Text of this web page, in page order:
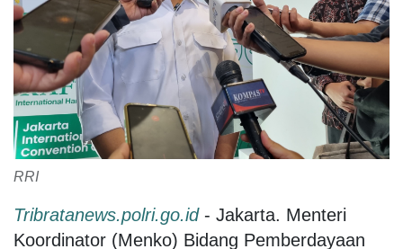
RRI
Tribratanews.polri.go.id - Jakarta. Menteri
Koordinator (Menko) Bidang Pemberdayaan